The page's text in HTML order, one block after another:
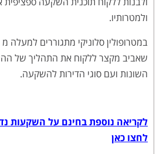
ולמטרותיו.
שאביב מקצר ללקוח את התהליך של
השונות ועם סוגי הדירות להשקעה.
לקריאה נוספת בחינם על השקעות
לחצו כאן